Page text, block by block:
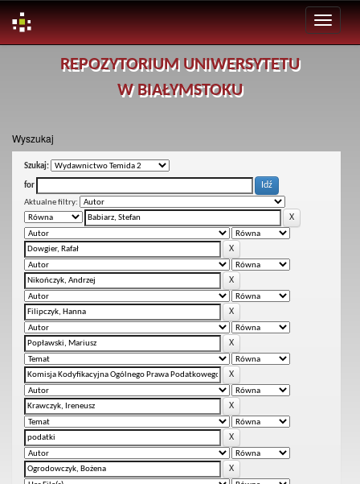
REPOZYTORIUM UNIWERSYTETU
W BIAŁYMSTOKU
Wyszukaj
Szukaj:
for
Aktualne filtry: